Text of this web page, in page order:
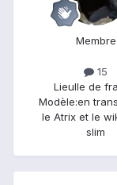
Membre
15
LieuIle de
Modèle:en
le Atrix et le
slim